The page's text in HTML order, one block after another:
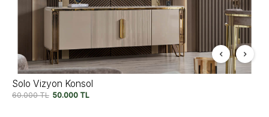
Solo Vizyon Konsol
60.000TL 50.000 TL